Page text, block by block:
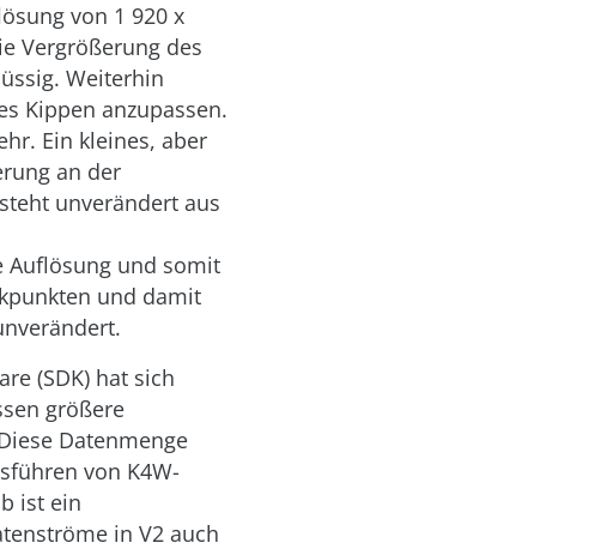
von 1 920 x
Vergrößerung des
Weiterhin
Kippen anzupassen.
Ein kleines, aber
an der
unverändert aus
Auflösung und somit
und damit
(SDK) hat sich
größere
Datenmenge
von K4W-
ist ein
in V2 auch